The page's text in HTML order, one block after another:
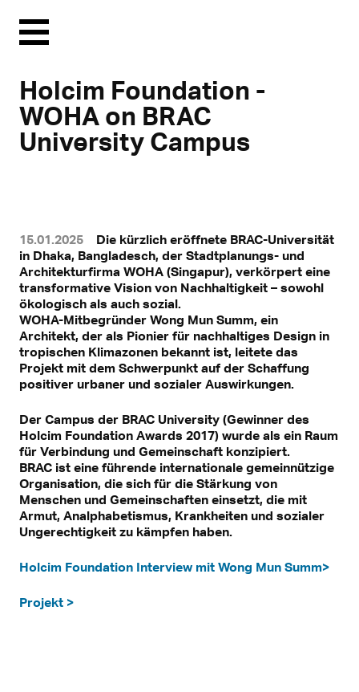
Menu
Holcim Foundation -
WOHA on BRAC
University Campus
Mit Klick können personenbezogene Daten an Drittplattformen
übermittelt werden.
Mehr dazu in unserer Datenschutzerklärung.
15.01.2025
Die kürzlich eröffnete BRAC-Universität
in Dhaka, Bangladesch, der Stadtplanungs- und
Architekturfirma WOHA (Singapur), verkörpert eine
transformative Vision von Nachhaltigkeit – sowohl
ökologisch als auch sozial.
WOHA-Mitbegründer Wong Mun Summ, ein
Architekt, der als Pionier für nachhaltiges Design in
tropischen Klimazonen bekannt ist, leitete das
Projekt mit dem Schwerpunkt auf der Schaffung
positiver urbaner und sozialer Auswirkungen.
Der Campus der BRAC University (Gewinner des
Holcim Foundation Awards 2017) wurde als ein Raum
für Verbindung und Gemeinschaft konzipiert.
BRAC ist eine führende internationale gemeinnützige
Organisation, die sich für die Stärkung von
Menschen und Gemeinschaften einsetzt, die mit
Armut, Analphabetismus, Krankheiten und sozialer
Ungerechtigkeit zu kämpfen haben.
Holcim Foundation Interview mit Wong Mun Summ>
Projekt >